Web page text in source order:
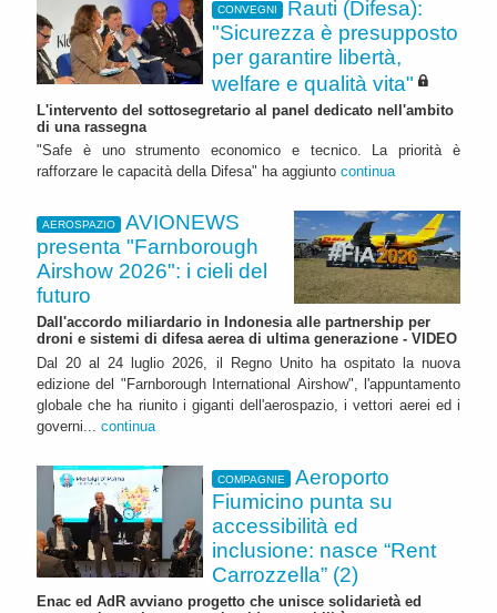
CONVEGNI
Rauti (Difesa):
"Sicurezza è presupposto
per garantire libertà,
welfare e qualità vita"
L'intervento del sottosegretario al panel dedicato nell'ambito
di una rassegna
"Safe è uno strumento economico e tecnico. La priorità è
rafforzare le capacità della Difesa" ha aggiunto continua
AEROSPAZIO
AVIONEWS
presenta "Farnborough
Airshow 2026": i cieli del
futuro
Dall'accordo miliardario in Indonesia alle partnership per
droni e sistemi di difesa aerea di ultima generazione - VIDEO
Dal 20 al 24 luglio 2026, il Regno Unito ha ospitato la nuova
edizione del "Farnborough International Airshow", l'appuntamento
globale che ha riunito i giganti dell'aerospazio, i vettori aerei ed i
governi... continua
COMPAGNIE
Aeroporto
Fiumicino punta su
accessibilità ed
inclusione: nasce “Rent
Carrozzella” (2)
Enac ed AdR avviano progetto che unisce solidarietà ed